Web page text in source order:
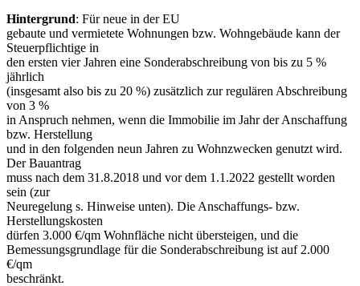
Hintergrund: Für neue in der EU
gebaute und vermietete Wohnungen bzw. Wohngebäude kann der
Steuerpflichtige in
den ersten vier Jahren eine Sonderabschreibung von bis zu 5 %
jährlich
(insgesamt also bis zu 20 %) zusätzlich zur regulären Abschreibung
von 3 %
in Anspruch nehmen, wenn die Immobilie im Jahr der Anschaffung
bzw. Herstellung
und in den folgenden neun Jahren zu Wohnzwecken genutzt wird.
Der Bauantrag
muss nach dem 31.8.2018 und vor dem 1.1.2022 gestellt worden
sein (zur
Neuregelung s. Hinweise unten). Die Anschaffungs- bzw.
Herstellungskosten
dürfen 3.000 €/qm Wohnfläche nicht übersteigen, und die
Bemessungsgrundlage für die Sonderabschreibung ist auf 2.000
€/qm
beschränkt.